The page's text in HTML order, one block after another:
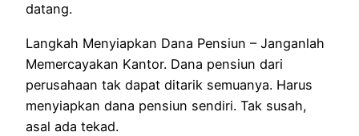
datang.
Langkah Menyiapkan Dana Pensiun – Janganlah
Memercayakan Kantor. Dana pensiun dari
perusahaan tak dapat ditarik semuanya. Harus
menyiapkan dana pensiun sendiri. Tak susah,
asal ada tekad.